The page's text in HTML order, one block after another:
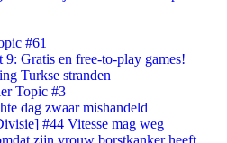
#61
9: Gratis en free-to-play games!
Turkse stranden
Topic #3
dag zwaar mishandeld
#44 Vitesse mag weg
zijn vrouw borstkanker heeft,